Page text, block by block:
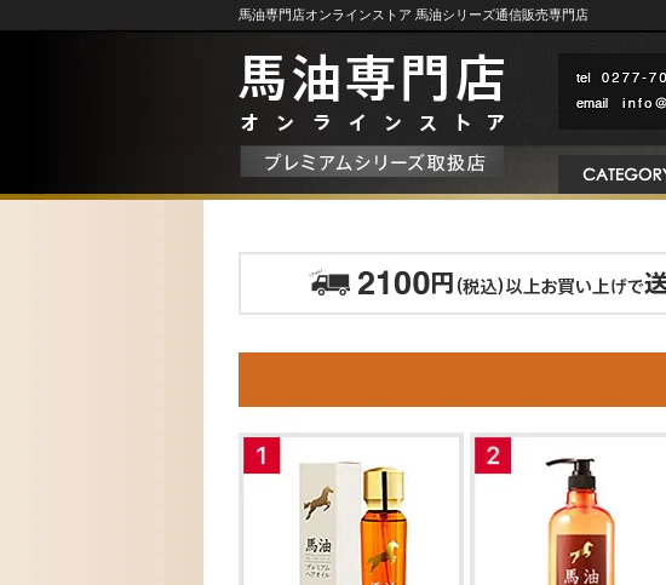
馬油専門店オンラインストア 馬油シリーズ通信販売専門店